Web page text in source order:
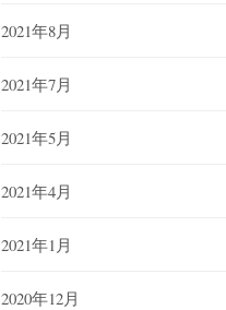
2021年8月
2021年7月
2021年5月
2021年4月
2021年1月
2020年12月